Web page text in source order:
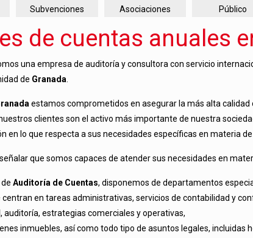
Subvenciones
Asociaciones
Público
de cuentas anuales
una empresa de auditoría y consultora con servicio
de Granada
estamos comprometidos en asegurar la más alta
clientes son el activo más importante de nuestra
en lo que respecta a sus necesidades específicas en materia
que somos capaces de atender sus necesidades en
Auditoría de Cuentas, disponemos de departamentos
en tareas administrativas, servicios de contabilidad y
auditoría, estrategias comerciales y operativas,
inmuebles, así como todo tipo de asuntos legales, incluidas